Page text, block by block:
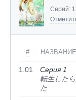
Серий:
#
1.01
Серия 1
転生した
た